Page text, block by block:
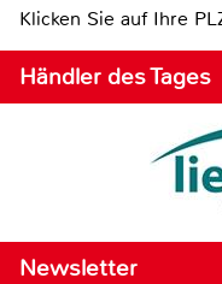
Klicken Sie auf Ihre
Händler des Tages
Newsletter